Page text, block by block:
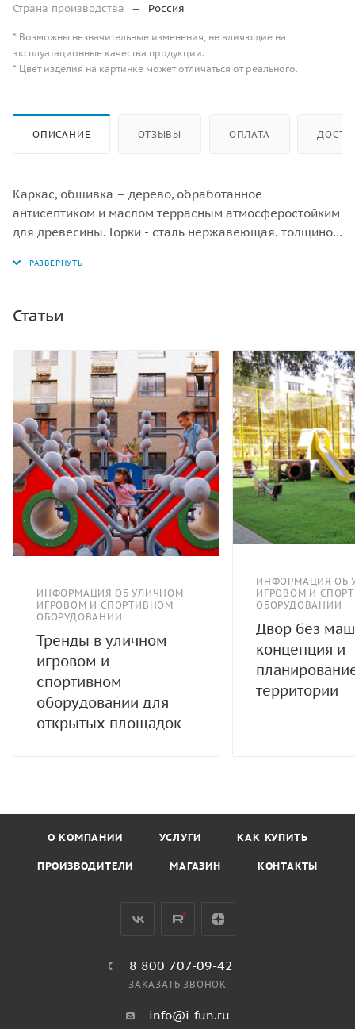
Страна производства
— Россия
* Возможны незначительные изменения, не влияющие на
эксплуатационные качества продукции.
* Цвет изделия на картинке может отличаться от реального.
ОПИСАНИЕ ОТЗЫВЫ ОПЛАТА
Каркас, обшивка – дерево, обработанное
антисептиком и маслом террасным атмосферостойким
для древесины. Горки - сталь нержавеющая. толщиной
цинкосодержащий грунт, порошковая окраска.
Статьи
ИНФОРМАЦИЯ ОБ УЛИЧНОМ
ИГРОВОМ И СПОРТИВНОМ
ОБОРУДОВАНИИ
Тренды в уличном
игровом и
спортивном
оборудовании для
открытых площадок
ИНФОРМАЦИЯ ОБ
ИГРОВОМ И
ОБОРУДОВАНИИ
Двор без
концепция и
территории
О КОМПАНИИ УСЛУГИ КАК КУПИТЬ
ПРОИЗВОДИТЕЛИ МАГАЗИН КОНТАКТЫ
8 800 707-09-42
ЗАКАЗАТЬ ЗВОНОК
info@i-fun.ru